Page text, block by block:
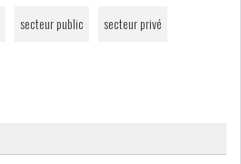
secteur public secteur privé